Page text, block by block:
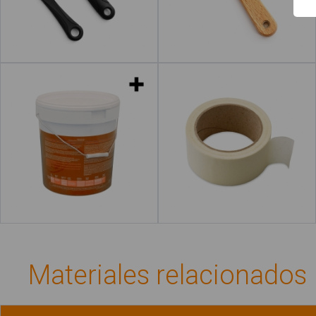
Leer más
Materiales relacionados